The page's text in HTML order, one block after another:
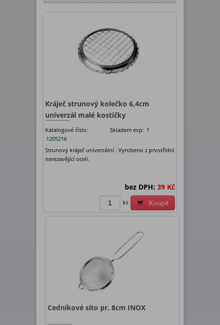
Kráječ strunový kolečko 6,4cm
univerzál malé kostičky
Katalogové číslo:
1205216
Skladem exp: 1
Strunový kráječ univerzální . Vyrobeno z prvotřídní
nerezavějící oceli.
bez DPH: 39 Kč
Koupit
ks
Cedníkové síto pr. 8cm INOX